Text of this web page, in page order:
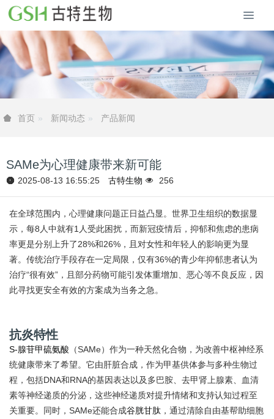
首页 新闻动态 产品新闻
SAMe为心理健康带来新可能
2025-08-13 16:55:25 古特生物 256
在全球范围内，心理健康问题正日益凸显。世界卫生组织的数据显
示，每8人中就有1人受此困扰，而新冠疫情后，抑郁和焦虑的患病
率更是分别上升了28%和26%，且对女性和年轻人的影响更为显
著。传统治疗手段存在一定局限，仅有36%的青少年抑郁患者认为
治疗“很有效”，且部分药物可能引发体重增加、恶心等不良反应，因
此寻找更安全有效的方案成为当务之急。
抗炎特性
S-腺苷甲硫氨酸 （SAMe）作为一种天然化合物，为改善中枢神经系
统健康带来了希望。它由肝脏合成，作为甲基供体参与多种生物过
程，包括DNA和RNA的基因表达以及多巴胺、去甲肾上腺素、血清
素等神经递质的分泌，这些神经递质对提升情绪和支持认知过程至
关重要。同时，SAMe还能合成谷胱甘肽 ，通过清除自由基帮助细胞